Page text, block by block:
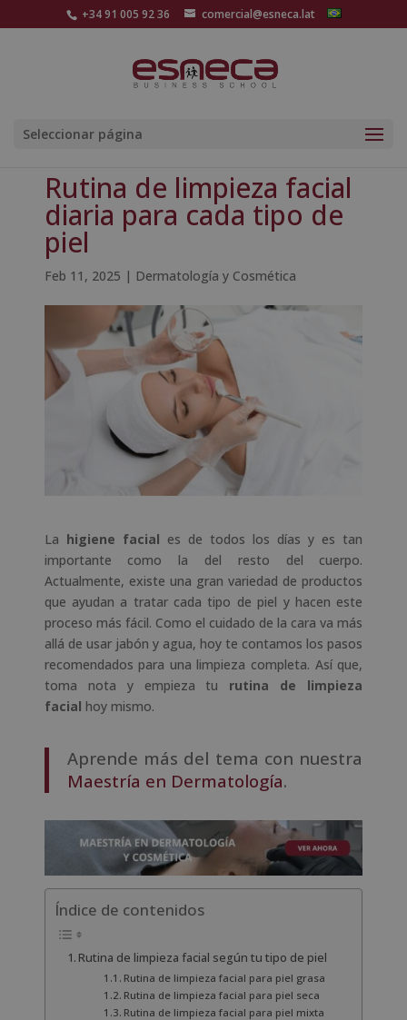
+34 91 005 92 36 comercial@esneca.lat
Seleccionar página
Rutina de limpieza facial
diaria para cada tipo de
piel
Feb 11, 2025 | Dermatología y Cosmética
La higiene facial es de todos los días y es tan
importante como la del resto del cuerpo.
Actualmente, existe una gran variedad de productos
que ayudan a tratar cada tipo de piel y hacen este
proceso más fácil. Como el cuidado de la cara va más
allá de usar jabón y agua, hoy te contamos los pasos
recomendados para una limpieza completa. Así que,
toma nota y empieza tu rutina de limpieza
facial hoy mismo.
Aprende más del tema con nuestra
Maestría en Dermatología.
Índice de contenidos
Rutina de limpieza facial según tu tipo de piel
Rutina de limpieza facial para piel grasa
Rutina de limpieza facial para piel seca
Rutina de limpieza facial para piel mixta